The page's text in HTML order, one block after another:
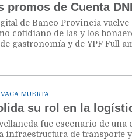
promos de Cuenta
de Banco Provincia
cotidiano de las y los
gastronomía y de YPF Full
MUERTA
su rol en la
fue escenario de
infraestructura de transporte